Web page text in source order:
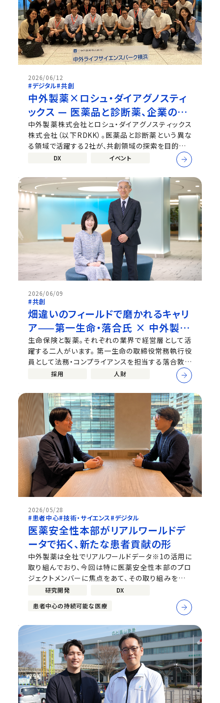
2026/06/12
#デジタル#共創
中外製薬×ロシュ・ダイアグノスティ
ックス — 医薬品と診断薬、企業の垣
根を越えたさらなる共創へ
中外製薬株式会社とロシュ・ダイアグノスティックス
株式会社（以下RDKK）。医薬品と診断薬という異な
る領域で活躍する2社が、共創領域の探索を目的にワ
ークショップを開催しました。今回は、このワークショ
ップの企画・運営に携わった両社のメンバーに、開催
の背景から当日の様子、そして今後の展望まで、たっ
ぷりと語っていただきました。 ...
DX イベント
2026/06/09
#共創
畑違いのフィールドで磨かれるキャリ
ア——第一生命・落合氏 × 中外製
薬・小野澤が語る「挑戦と偶然と、積
み重ね」
生命保険と製薬。それぞれの業界で経営層として活
躍する二人がいます。 第一生命の取締役常務執行役
員として法務・コンプライアンスを担当する落合敦子
氏と、中外製薬 上席執行役員 デジタルトランスフォ
ーメーション、事業開発、CVF(特命)統括 事業開発部
担当の小野澤学寿。現在の会社に新卒で入社し、社会
に出て30年以上、それぞれのフィ...
採用 人財
2026/05/28
#患者中心#技術・サイエンス#デジタル
医薬安全性本部がリアルワールドデ
ータで拓く、新たな患者貢献の形
中外製薬は全社でリアルワールドデータ※1の活用に
取り組んでおり、今回は特に医薬安全性本部のプロ
ジェクトメンバーに焦点をあて、その取り組みを取り
上げます。※1：日常診療にて収集された二次利用可
能なデータ（電子カルテ、レセプト［診療報酬明細書］、
健康診断、ウェアラブルデバイスなど、実際の医療現
研究開発
DX
患者中心の持続可能な医療